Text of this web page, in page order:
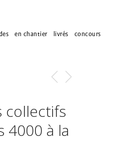
en chantier livrés concours
collectifs
4000 à la